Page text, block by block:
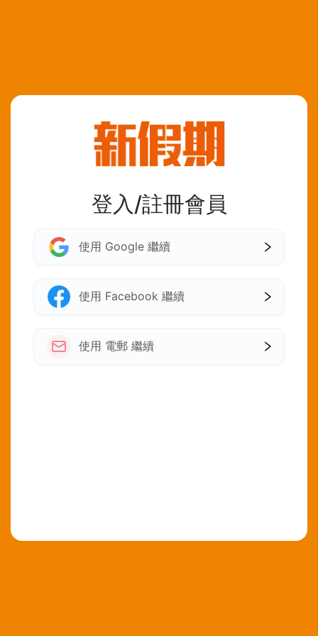
登入/註冊會員
使用 Google 繼續
使用 Facebook 繼續
使用 電郵 繼續